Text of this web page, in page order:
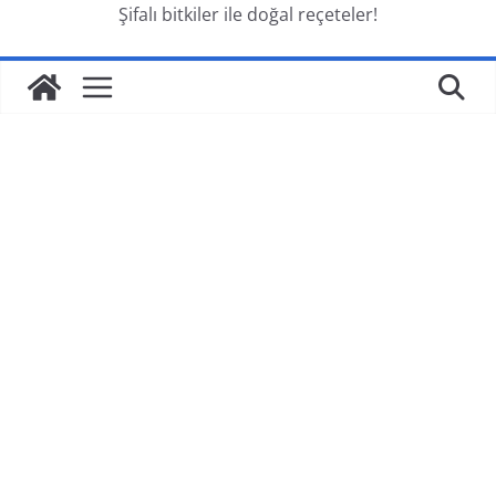
Şifalı bitkiler ile doğal reçeteler!